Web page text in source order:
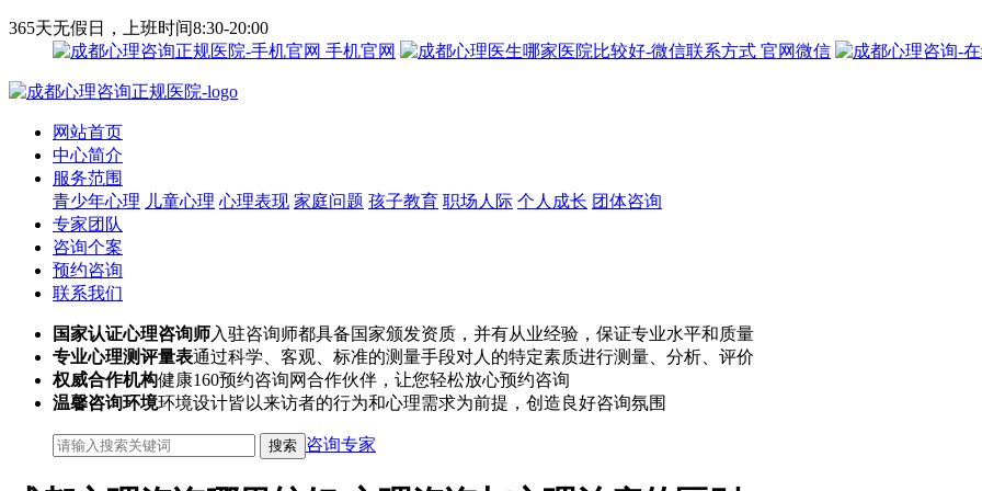
365天无假日，上班时间8:30-20:00
手机官网
官网微信
网站首页
中心简介
服务范围
青少年心理 儿童心理 心理表现 家庭问题 孩子教育 职场人际 个人成长 团体咨询
专家团队
咨询个案
预约咨询
联系我们
国家认证心理咨询师入驻咨询师都具备国家颁发资质，并有从业经验，保证专业水平和质量
专业心理测评量表通过科学、客观、标准的测量手段对人的特定素质进行测量、分析、评价
权威合作机构健康160预约咨询网合作伙伴，让您轻松放心预约咨询
温馨咨询环境环境设计皆以来访者的行为和心理需求为前提，创造良好咨询氛围
咨询专家